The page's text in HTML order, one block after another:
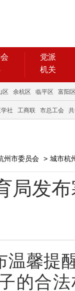
党派
机关
区 余杭区 临平区 富阳
社 工商联 市总工会
州市委员会 > 城市杭
局发
温馨提
的合